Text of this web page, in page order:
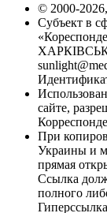
© 2000-
Субъект в
сайте,
При
Украины и
прямая
Ссылка
полного